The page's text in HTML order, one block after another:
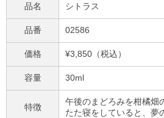
品名 シトラス
品番 02586
価格 ¥3,850（税込）
容量 30ml
特徴
午後のまどろみを柑橘畑
たた寝をしていると、夢